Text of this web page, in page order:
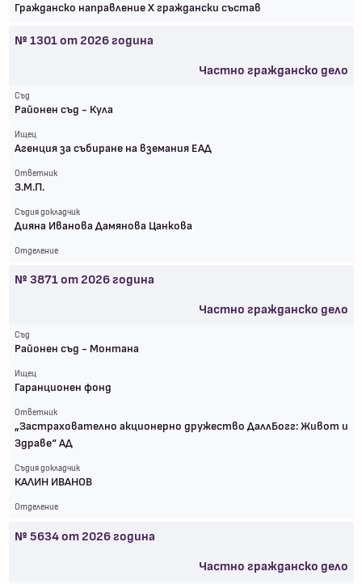
Гражданско направление X граждански състав
№ 1301от 2026година
Частно гражданско дело
Съд
Районен съд - Кула
Ищец
Агенция за събиране на вземания ЕАД
Ответник
З.М.П.
Съдия докладчик
Дияна Иванова Дамянова Цанкова
Отделение
№ 3871от 2026година
Частно гражданско дело
Съд
Районен съд - Монтана
Ищец
Гаранционен фонд
Ответник
„Застрахователно акционерно дружество ДаллБогг: Живот и
Здраве“ АД
Съдия докладчик
КАЛИН ИВАНОВ
Отделение
№ 5634от 2026година
Частно гражданско дело